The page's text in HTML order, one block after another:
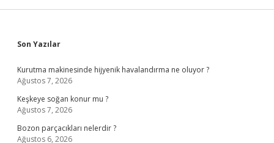
Sidebar
Son Yazılar
Kurutma makinesinde hijyenik havalandırma ne oluyor ?
Ağustos 7, 2026
Keşkeye soğan konur mu ?
Ağustos 7, 2026
Bozon parçacıkları nelerdir ?
Ağustos 6, 2026